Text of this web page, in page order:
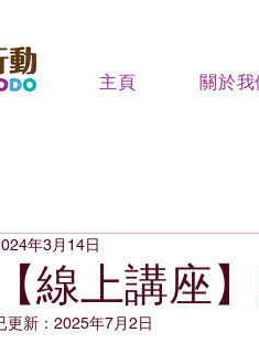
主頁 關於我
【線上講座
年3月14日
更新： 2025年7月2日